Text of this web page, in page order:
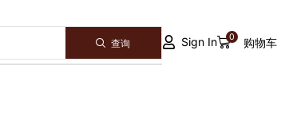
查询 Sign In 0 购物车